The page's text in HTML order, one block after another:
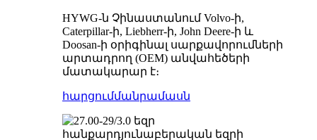
HYWG-ն Չինաստանում Volvo-ի,
Caterpillar-ի, Liebherr-ի, John Deere-ի և
Doosan-ի օրիգինալ սարքավորումների
արտադրող (OEM) անվահեծերի
մատակարար է։
հարցումմանրամասն